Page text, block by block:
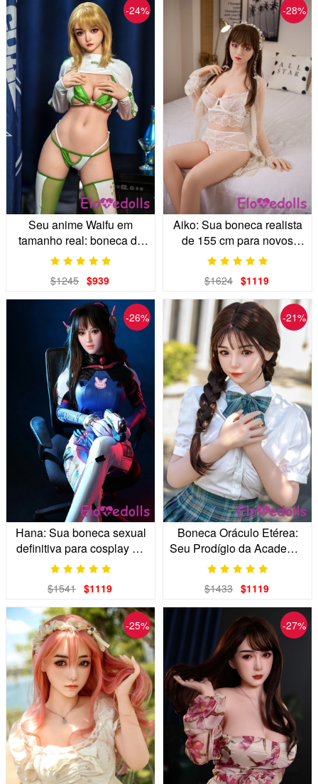
-24%
Seu anime Waifu em
tamanho real: boneca de
corrida de ficção científica
$1245 $939
-28%
Aiko: Sua boneca realista
de 155 cm para novos
começos.
$1624 $1119
-26%
Hana: Sua boneca sexual
definitiva para cosplay de
gamer e-girl
$1541 $1119
-21%
Boneca Oráculo Etérea:
Seu Prodígio da Academia
Arcana
$1433 $1119
-25% -27%